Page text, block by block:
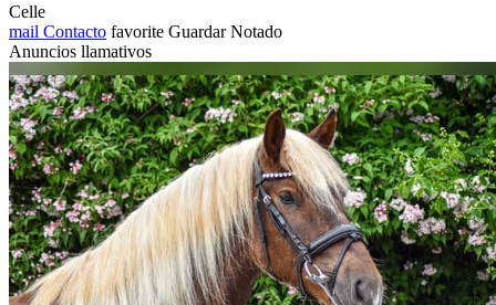
Celle
mail Contacto favorite Guardar Notado
Anuncios llamativos